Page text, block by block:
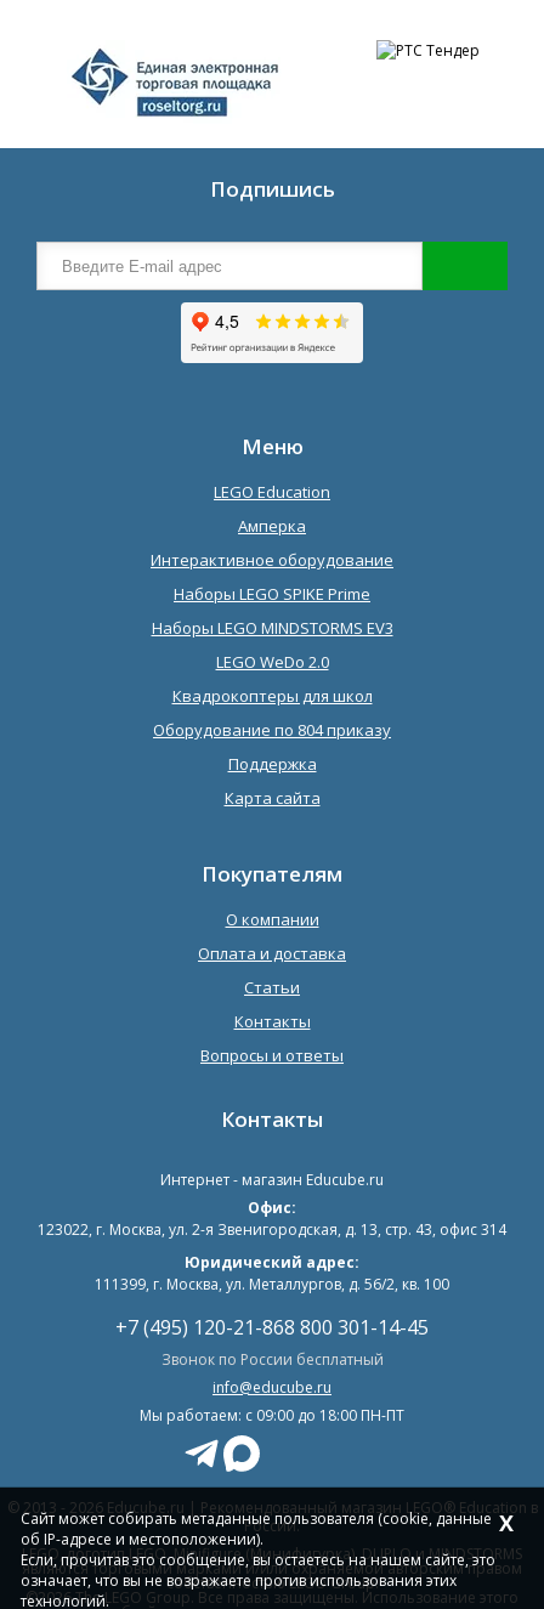
Подпишись
Меню
LEGO Education
Амперка
Интерактивное оборудование
Наборы LEGO SPIKE Prime
Наборы LEGO MINDSTORMS EV3
LEGO WeDo 2.0
Квадрокоптеры для школ
Оборудование по 804 приказу
Поддержка
Карта сайта
Покупателям
О компании
Оплата и доставка
Статьи
Контакты
Вопросы и ответы
Контакты
Интернет - магазин Educube.ru
Офис:
123022, г. Москва, ул. 2-я Звенигородская, д. 13, стр. 43, офис 314
Юридический адрес:
111399, г. Москва, ул. Металлургов, д. 56/2, кв. 100
+7 (495) 120-21-868 800 301-14-45
Звонок по России бесплатный
info@educube.ru
Мы работаем: c 09:00 до 18:00 ПН-ПТ
© 2013 - 2026 Educube.ru | Рекомендованный магазин LEGO® Education в
России.
LEGO, логотип LEGO, Minifigure (Минифигурка), DUPLO и MINDSTORMS
являются торговыми марками и/или охраняемой авторским правом
собственностью LEGO Group.
©2026 The LEGO Group. Все права защищены. Использование этого
X
Сайт может собирать метаданные пользователя (cookie, данные
об IP-адресе и местоположении).
Если, прочитав это сообщение, вы остаетесь на нашем сайте, это
означает, что вы не возражаете против использования этих
технологий.